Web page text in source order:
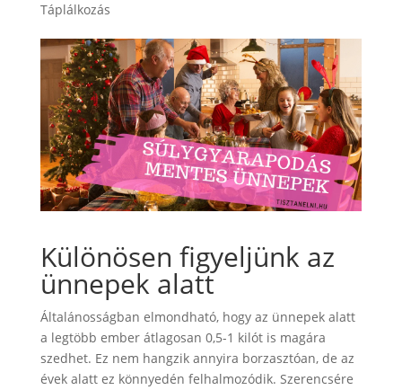
Táplálkozás
Különösen figyeljünk az
ünnepek alatt
Általánosságban elmondható, hogy az ünnepek alatt
a legtöbb ember átlagosan 0,5-1 kilót is magára
szedhet. Ez nem hangzik annyira borzasztóan, de az
évek alatt ez könnyedén felhalmozódik. Szerencsére